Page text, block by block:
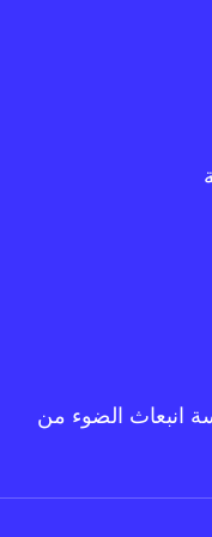
انبعاث الضوء من